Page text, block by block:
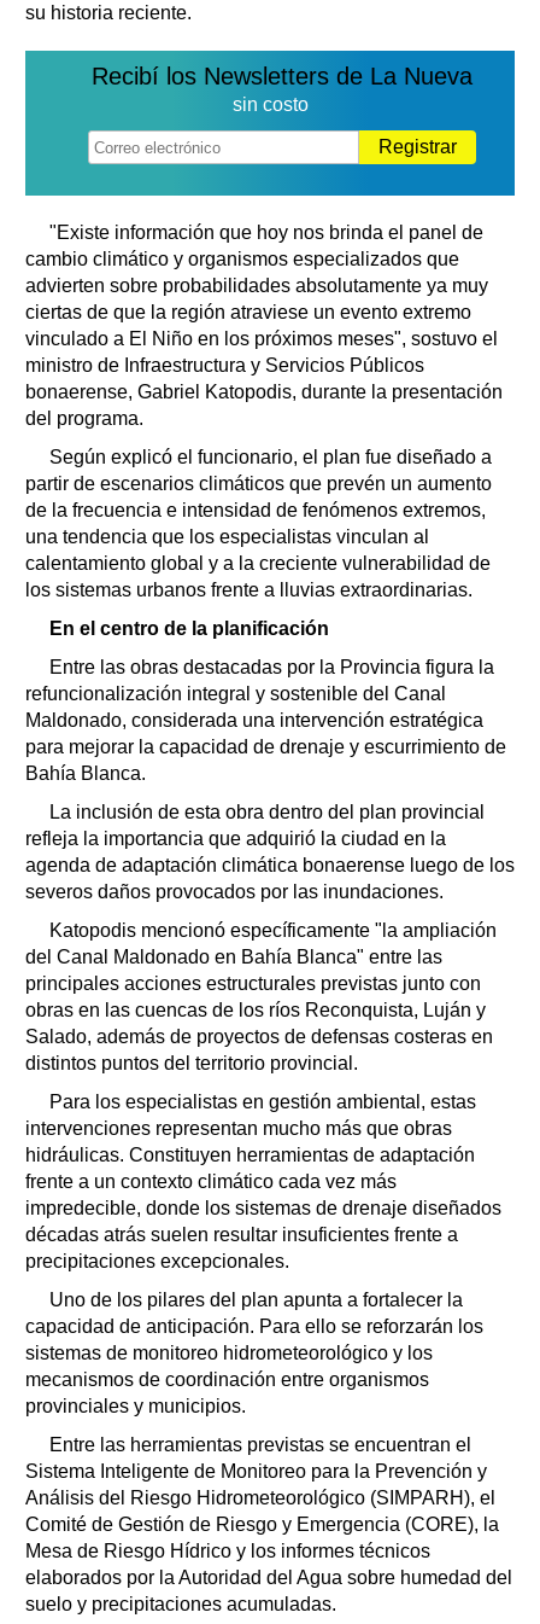
su historia reciente.
Recibí los Newsletters de La Nueva
sin costo
Registrar
"Existe información que hoy nos brinda el panel de
cambio climático y organismos especializados que
advierten sobre probabilidades absolutamente ya muy
ciertas de que la región atraviese un evento extremo
vinculado a El Niño en los próximos meses", sostuvo el
ministro de Infraestructura y Servicios Públicos
bonaerense, Gabriel Katopodis, durante la presentación
del programa.
Según explicó el funcionario, el plan fue diseñado a
partir de escenarios climáticos que prevén un aumento
de la frecuencia e intensidad de fenómenos extremos,
una tendencia que los especialistas vinculan al
calentamiento global y a la creciente vulnerabilidad de
los sistemas urbanos frente a lluvias extraordinarias.
En el centro de la planificación
Entre las obras destacadas por la Provincia figura la
refuncionalización integral y sostenible del Canal
Maldonado, considerada una intervención estratégica
para mejorar la capacidad de drenaje y escurrimiento de
Bahía Blanca.
La inclusión de esta obra dentro del plan provincial
refleja la importancia que adquirió la ciudad en la
agenda de adaptación climática bonaerense luego de los
severos daños provocados por las inundaciones.
Katopodis mencionó específicamente "la ampliación
del Canal Maldonado en Bahía Blanca" entre las
principales acciones estructurales previstas junto con
obras en las cuencas de los ríos Reconquista, Luján y
Salado, además de proyectos de defensas costeras en
distintos puntos del territorio provincial.
Para los especialistas en gestión ambiental, estas
intervenciones representan mucho más que obras
hidráulicas. Constituyen herramientas de adaptación
frente a un contexto climático cada vez más
impredecible, donde los sistemas de drenaje diseñados
décadas atrás suelen resultar insuficientes frente a
precipitaciones excepcionales.
Uno de los pilares del plan apunta a fortalecer la
capacidad de anticipación. Para ello se reforzarán los
sistemas de monitoreo hidrometeorológico y los
mecanismos de coordinación entre organismos
provinciales y municipios.
Entre las herramientas previstas se encuentran el
Sistema Inteligente de Monitoreo para la Prevención y
Análisis del Riesgo Hidrometeorológico (SIMPARH), el
Comité de Gestión de Riesgo y Emergencia (CORE), la
Mesa de Riesgo Hídrico y los informes técnicos
elaborados por la Autoridad del Agua sobre humedad del
suelo y precipitaciones acumuladas.